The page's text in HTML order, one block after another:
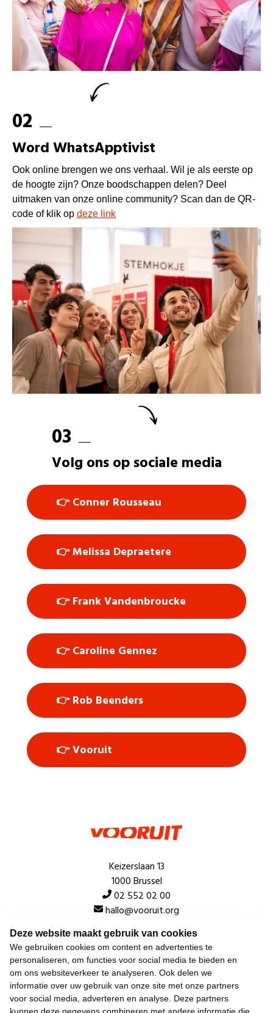
Deze website maakt gebruik van cookies
We gebruiken cookies om content en advertenties te
personaliseren, om functies voor social media te bieden en
om ons websiteverkeer te analyseren. Ook delen we
informatie over uw gebruik van onze site met onze partners
voor social media, adverteren en analyse. Deze partners
02
Word WhatsApptivist
Ook online brengen we ons verhaal. Wil je als eerste op
de hoogte zijn? Onze boodschappen delen? Deel
uitmaken van onze online community? Scan dan de QR-
code of klik op deze link
03
Volg ons op sociale media
👉 Conner Rousseau
👉 Melissa Depraetere
👉 Frank Vandenbroucke
👉 Caroline Gennez
👉 Rob Beenders
👉 Vooruit
Keizerslaan 13
1000 Brussel
02 552 02 00
hallo@vooruit.org
Snel
Over de beweging
Algemeen